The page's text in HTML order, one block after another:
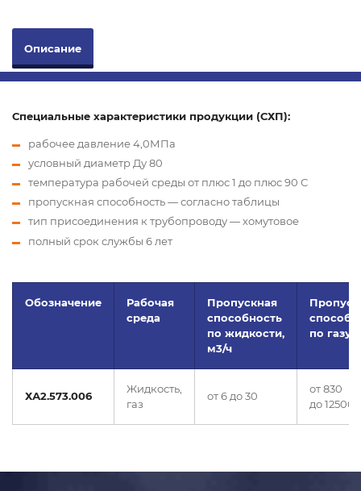
Описание
Специальные характеристики продукции (СХП):
рабочее давление 4,0МПа
условный диаметр Ду 80
температура рабочей среды от плюс 1 до плюс 90 С
пропускная способность — согласно таблицы
тип присоединения к трубопроводу — хомутовое
полный срок службы 6 лет
Обозначение
Рабочая
среда
Пропускная
способность
по жидкости,
м3/ч
по газу,
ХА2.573.006
Жидкость,
газ
от 6 до 30
от 830
до 12500